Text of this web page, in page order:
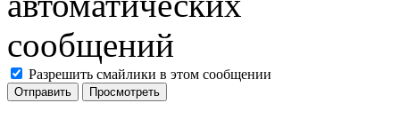
Разрешить смайлики в этом сообщении